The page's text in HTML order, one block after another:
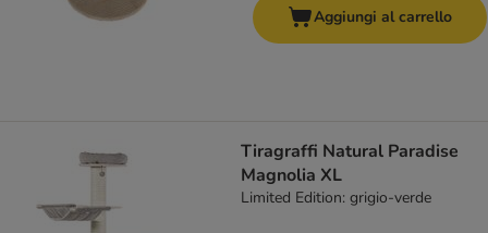
Aggiungi al carrello
Tiragraffi Natural Paradise
Magnolia XL
Limited Edition: grigio-verde